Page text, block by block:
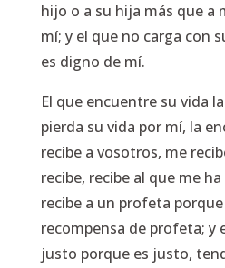
hijo o a su hija más que a
mí; y el que no carga con
es digno de mí.
El que encuentre su vida
pierda su vida por mí, la
recibe a vosotros, me
recibe, recibe al que me
recibe a un profeta
recompensa de profeta; y
justo porque es justo,